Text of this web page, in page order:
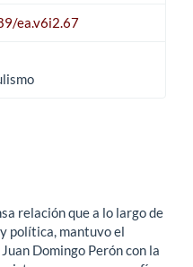
ea.v6i2.67
relación que a lo largo de
política, mantuvo el
Domingo Perón con la